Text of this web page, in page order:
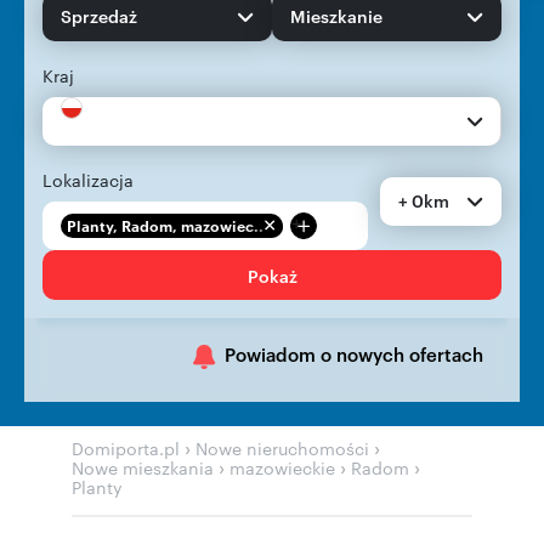
Sprzedaż Mieszkanie
Kraj
Lokalizacja
Planty, Radom, mazowiec... +
+ 0km
Pokaż
Powiadom o nowych ofertach
Domiporta.pl › Nowe nieruchomości ›
Nowe mieszkania › mazowieckie › Radom ›
Planty